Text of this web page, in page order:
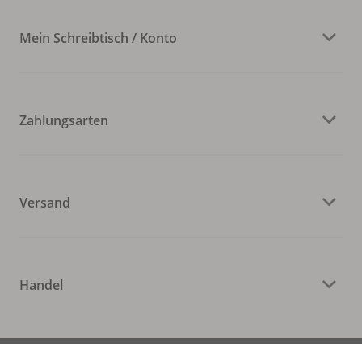
Mein Schreibtisch / Konto
Zahlungsarten
Versand
Handel